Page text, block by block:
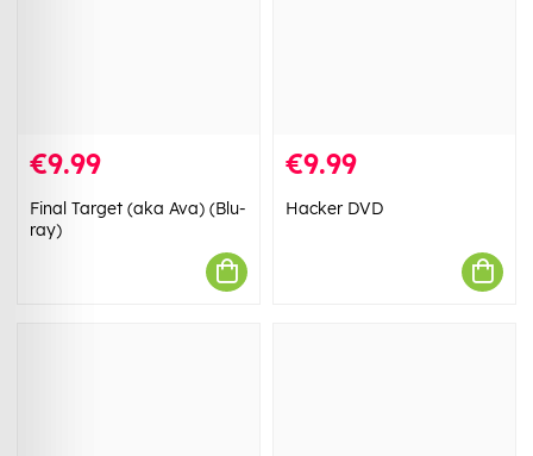
€9.99
Final Target (aka Ava) (Blu-
ray)
€9.99
Hacker DVD